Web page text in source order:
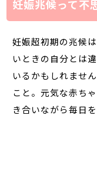
妊娠兆候って不
妊娠超初期の兆候
いときの自分とは
いるかもしれませ
こと。元気な赤ち
き合いながら毎日